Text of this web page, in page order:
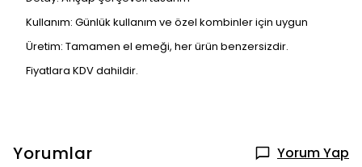
Kullanım: Günlük kullanım ve özel kombinler için uygun
Üretim: Tamamen el emeği, her ürün benzersizdir.
Fiyatlara KDV dahildir.
Yorumlar Yorum Yap